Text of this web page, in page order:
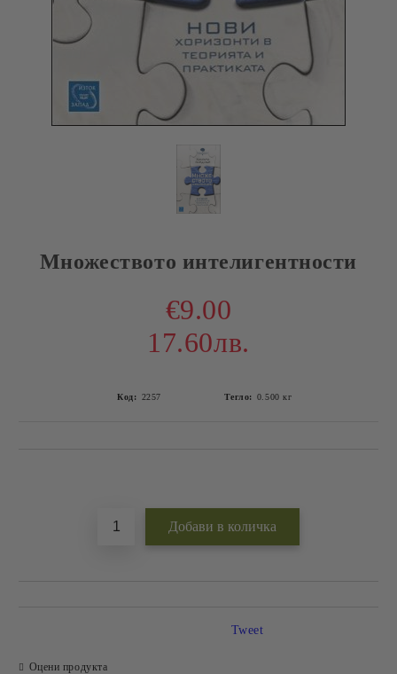
Множеството интелигентности
€9.00
17.60лв.
Код: 2257 Тегло: 0.500 кг
Оцени продукта
Tweet